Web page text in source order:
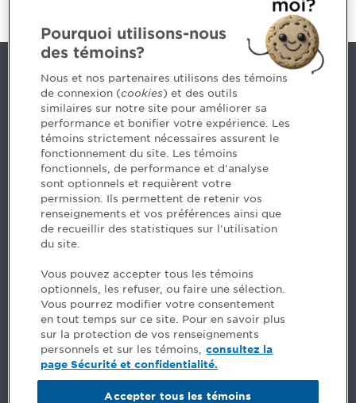
Contact us
5, Place Ville Marie, bureau 800, Montréal (Québec)
H3B 2G2
www.cpaquebec.ca
Questions? Ask our team >
Want to make the Order a part of your career? See
our job offers >
Facebook - Devenir CPA
Instagram
LinkedIn - CPA
LinkedIn - 20 minutes CPA
LinkedIn - Emploi CPA
TikTok
Pourquoi utilisons-nous
des témoins?
Nous et nos partenaires utilisons des témoins
de connexion (cookies) et des outils
similaires sur notre site pour améliorer sa
performance et bonifier votre expérience. Les
témoins strictement nécessaires assurent le
fonctionnement du site. Les témoins
fonctionnels, de performance et d'analyse
sont optionnels et requièrent votre
permission. Ils permettent de retenir vos
renseignements et vos préférences ainsi que
de recueillir des statistiques sur l'utilisation
du site.
Vous pouvez accepter tous les témoins
optionnels, les refuser, ou faire une sélection.
Vous pourrez modifier votre consentement
en tout temps sur ce site. Pour en savoir plus
sur la protection de vos renseignements
personnels et sur les témoins, consultez la
page Sécurité et confidentialité.
Accepter tous les témoins